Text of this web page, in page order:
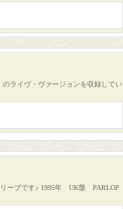
のライヴ・ヴァージョンを収録してい
リーブです♪ 1995年 UK盤 PARLOP